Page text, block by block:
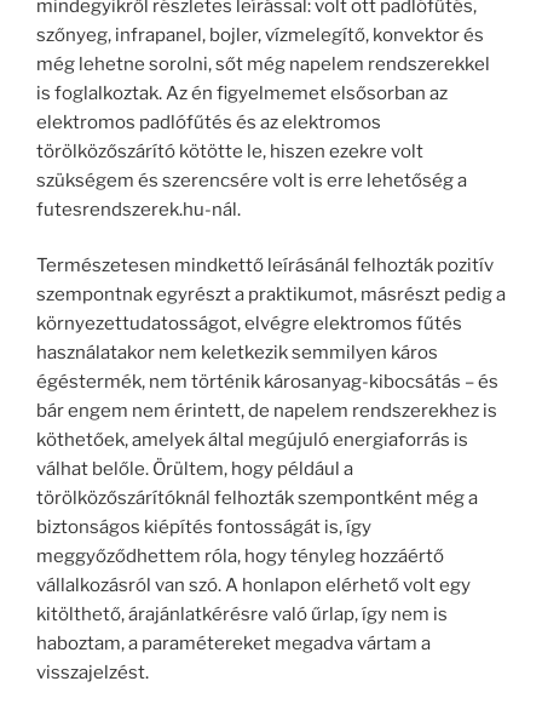
mindegyikről részletes leírással: volt ott padlófűtés,
szőnyeg, infrapanel, bojler, vízmelegítő, konvektor és
még lehetne sorolni, sőt még napelem rendszerekkel
is foglalkoztak. Az én figyelmemet elsősorban az
elektromos padlófűtés és az elektromos
törölközőszárító kötötte le, hiszen ezekre volt
szükségem és szerencsére volt is erre lehetőség a
futesrendszerek.hu-nál.
Természetesen mindkettő leírásánál felhozták pozitív
szempontnak egyrészt a praktikumot, másrészt pedig a
környezettudatosságot, elvégre elektromos fűtés
használatakor nem keletkezik semmilyen káros
égéstermék, nem történik károsanyag-kibocsátás – és
bár engem nem érintett, de napelem rendszerekhez is
köthetőek, amelyek által megújuló energiaforrás is
válhat belőle. Örültem, hogy például a
törölközőszárítóknál felhozták szempontként még a
biztonságos kiépítés fontosságát is, így
meggyőződhettem róla, hogy tényleg hozzáértő
vállalkozásról van szó. A honlapon elérhető volt egy
kitölthető, árajánlatkérésre való űrlap, így nem is
haboztam, a paramétereket megadva vártam a
visszajelzést.